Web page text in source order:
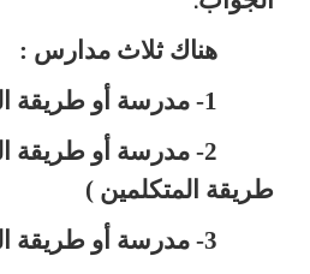
هناك ثلاث مدارس :
1- مدرسة أو طريقة الحنفية أو ( الفقهاء)
2- مدرسة أو طريقة
طريقة المتكلمين )
3- مدرسة أو طريقة الجمع بينهما .